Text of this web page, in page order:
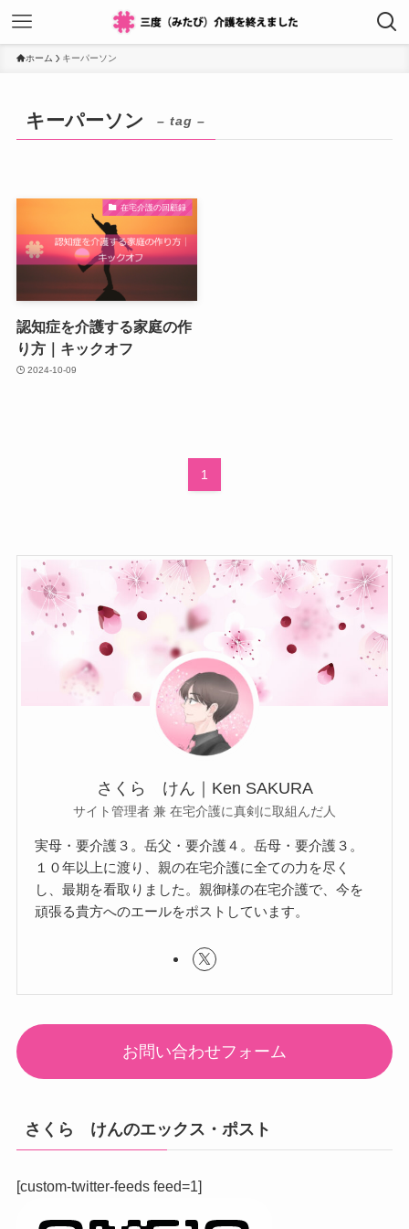
ホーム キーパーソン
キーパーソン – tag –
在宅介護の回顧録
認知症を介護する家庭の作
り方｜キックオフ
2024-10-09
1
さくら けん｜Ken SAKURA
サイト管理者 兼 在宅介護に真剣に取組んだ人
実母・要介護３。岳父・要介護４。岳母・要介護３。
１０年以上に渡り、親の在宅介護に全ての力を尽く
し、最期を看取りました。親御様の在宅介護で、今を
頑張る貴方へのエールをポストしています。
お問い合わせフォーム
さくら けんのエックス・ポスト
[custom-twitter-feeds feed=1]